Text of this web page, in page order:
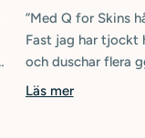
”Med Q for Skins
Fast jag har tjockt
och duschar flera
friskt och starkt”
Läs mer